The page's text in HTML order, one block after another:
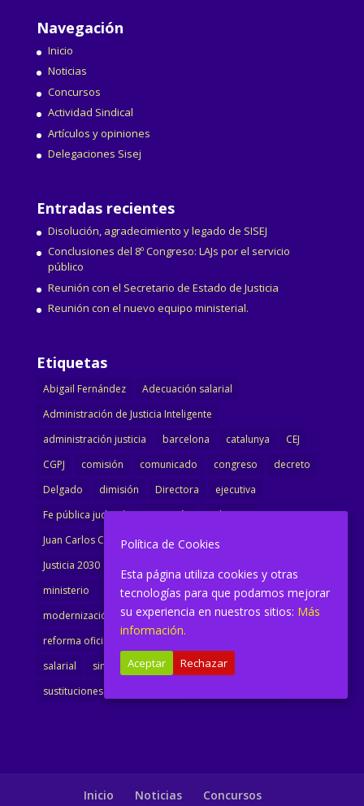
Navegación
Inicio
Noticias
Concursos
Actividad Sindical
Artículos y opiniones
Delegaciones Sisej
Entradas recientes
Disolución, agradecimiento y legado de SISEJ
Conclusiones del 8º Congreso: LAJs por el servicio
público
Reunión con el Secretario de Estado de Justicia
Reunión con el nuevo equipo ministerial.
Etiquetas
Abigail Fernández
Adecuación salarial
Administración de Justicia Inteligente
administración justicia
barcelona catalunya
CEJ
CGPJ
comisión comunicado congreso
decreto
Delgado
dimisión Directora
ejecutiva
Fe pública judicial
Formación
gobierno
Juan Carlos Campo
Jurisprudencia
Justicia 2030
ministerio
Ministra Justicia
Ministro de Justicia
modernización
noticias Portavoz
reforma
reforma oficina
salarial
sindicalismo sindicato sisej
sustituciones
Inicio Noticias Concursos
Política de Cookies
Esta página utiliza cookies y otras
tecnologías para que podamos mejorar
su experiencia en nuestros sitios: Más
información.
Aceptar Rechazar